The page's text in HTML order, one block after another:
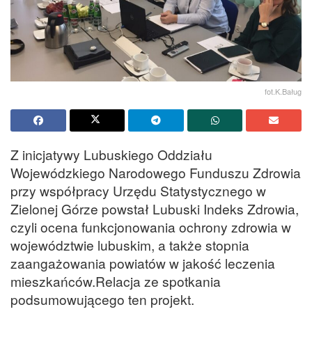
fot.K.Baług
Z inicjatywy Lubuskiego Oddziału
Wojewódzkiego Narodowego Funduszu Zdrowia
przy współpracy Urzędu Statystycznego w
Zielonej Górze powstał Lubuski Indeks Zdrowia,
czyli ocena funkcjonowania ochrony zdrowia w
województwie lubuskim, a także stopnia
zaangażowania powiatów w jakość leczenia
mieszkańców.Relacja ze spotkania
podsumowującego ten projekt.